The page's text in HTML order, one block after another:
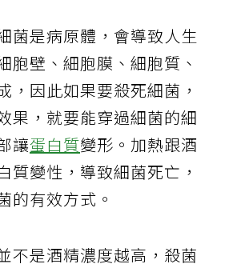
菌是病原體，會導致人生
胞壁、細胞膜、細胞質、
，因此如果要殺死細菌，
果，就要能穿過細菌的細
讓蛋白質變形。加熱跟酒
質變性，導致細菌死亡，
的有效方式。
不是酒精濃度越高，殺菌